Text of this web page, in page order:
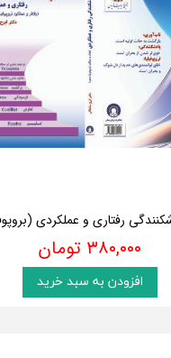
رفتاری و عملکردی
۳۸۰,۰۰۰ تومان
افزودن به سبد خرید